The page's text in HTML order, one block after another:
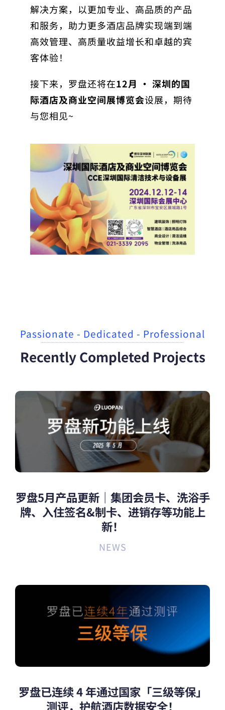
解决方案，以更加专业、高品质的产品
和服务，助力更多酒店品牌实现端到端
高效管理、高质量收益增长和卓越的宾
客体验！
接下来，罗盘还将在12月 · 深圳的国
际酒店及商业空间展博览会设展，期待
与您相见~
Passionate - Dedicated - Professional
Recently Completed Projects
罗盘5月产品更新｜集团会员卡、洗浴手
牌、入住签名&制卡、进销存等功能上
新！
NEWS
罗盘已连续 4 年通过国家「三级等保」
测评，护航酒店数据安全！